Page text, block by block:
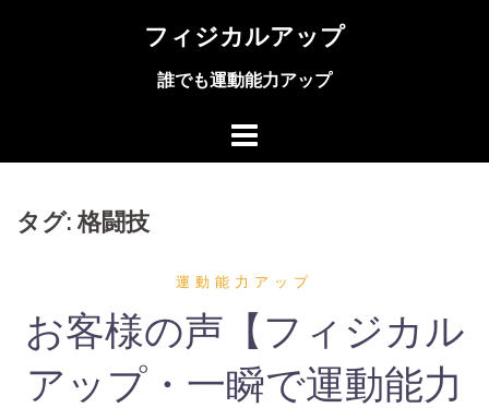
ス
フィジカルアップ
誰でも運動能力アップ
タグ: 格闘技
運動能力アップ
お客様の声【フィジカル
アップ・一瞬で運動能力